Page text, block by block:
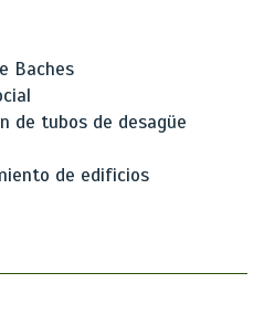
Baches
de tubos de desagüe
de edificios